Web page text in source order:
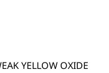
YELLOW OXIDE